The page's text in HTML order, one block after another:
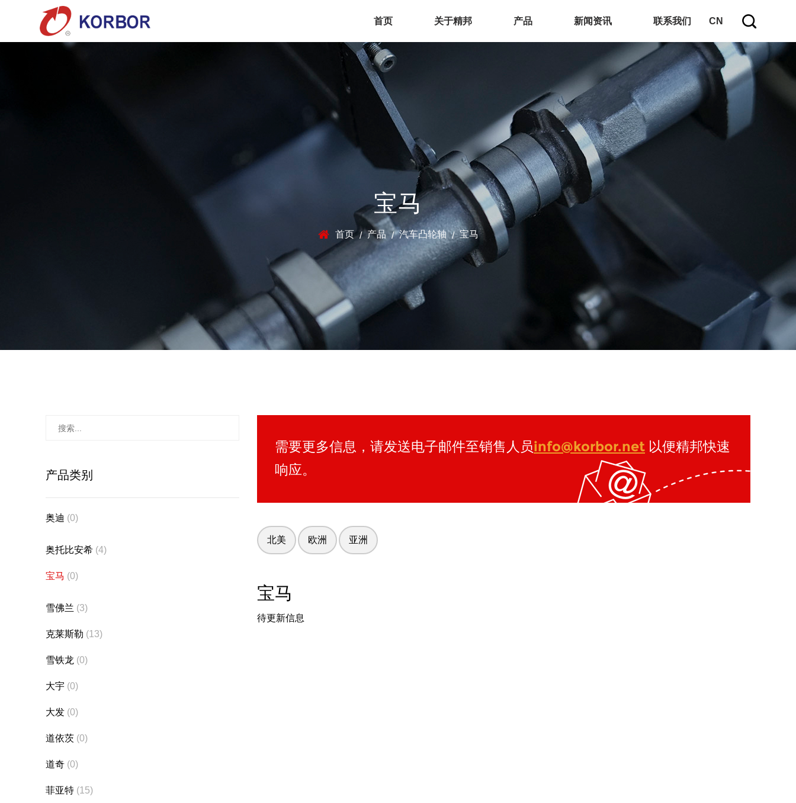
首页 关于精邦 产品 新闻资讯 联系我们 CN
宝马
首页 / 产品 / 汽车凸轮轴 / 宝马
产品类别
奥迪 (0)
奥托比安希 (4)
宝马 (0)
雪佛兰 (3)
克莱斯勒 (13)
雪铁龙 (0)
大宇 (0)
大发 (0)
道依茨 (0)
道奇 (0)
菲亚特 (15)
需要更多信息，请发送电子邮件至销售人员info@korbor.net 以便精邦快速
响应。
北美 欧洲 亚洲
宝马
待更新信息